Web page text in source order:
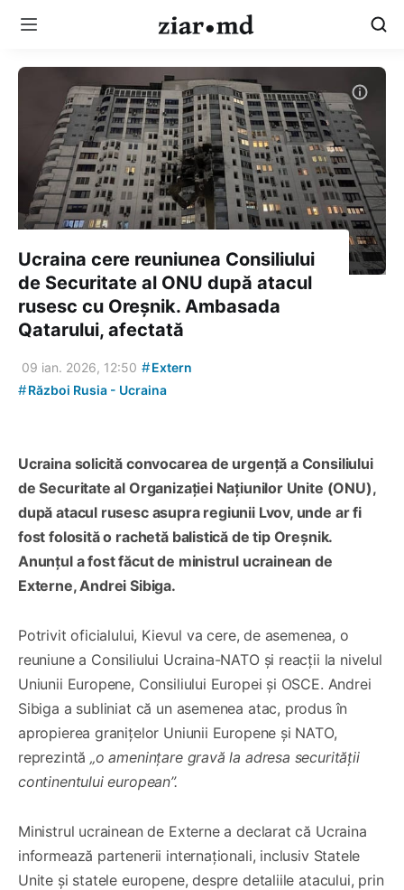
Ucraina cere reuniunea Consiliului
de Securitate al ONU după atacul
rusesc cu Oreșnik. Ambasada
Qatarului, afectată
09 ian. 2026, 12:50 #Extern
#Război Rusia - Ucraina
Ucraina solicită convocarea de urgență a Consiliului
de Securitate al Organizației Națiunilor Unite (ONU),
după atacul rusesc asupra regiunii Lvov, unde ar fi
fost folosită o rachetă balistică de tip Oreșnik.
Anunțul a fost făcut de ministrul ucrainean de
Externe, Andrei Sibiga.
Potrivit oficialului, Kievul va cere, de asemenea, o
reuniune a Consiliului Ucraina-NATO și reacții la nivelul
Uniunii Europene, Consiliului Europei și OSCE. Andrei
Sibiga a subliniat că un asemenea atac, produs în
apropierea granițelor Uniunii Europene și NATO,
reprezintă „o amenințare gravă la adresa securității
continentului european”.
Ministrul ucrainean de Externe a declarat că Ucraina
informează partenerii internaționali, inclusiv Statele
Unite și statele europene, despre detaliile atacului, prin